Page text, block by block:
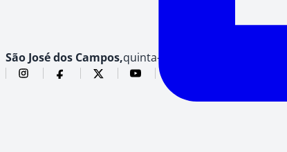
São José dos Campos,quinta-feira, 6 de agosto de 2026